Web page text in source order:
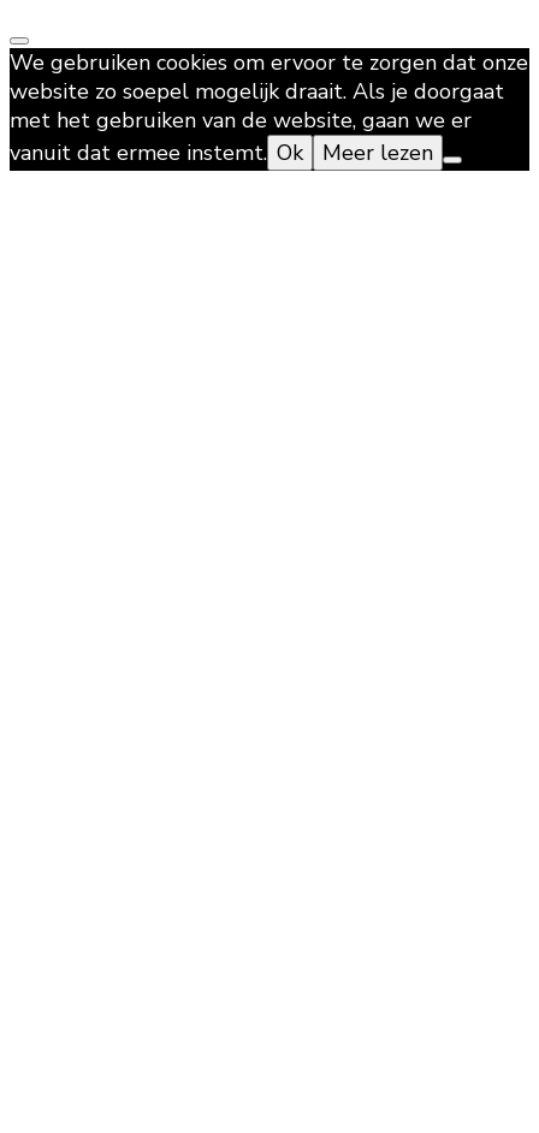
We gebruiken cookies om ervoor te zorgen dat onze
website zo soepel mogelijk draait. Als je doorgaat
met het gebruiken van de website, gaan we er
vanuit dat ermee instemt. Ok Meer lezen